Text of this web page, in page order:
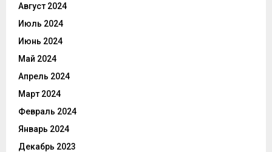
Август 2024
Июль 2024
Июнь 2024
Май 2024
Апрель 2024
Март 2024
Февраль 2024
Январь 2024
Декабрь 2023